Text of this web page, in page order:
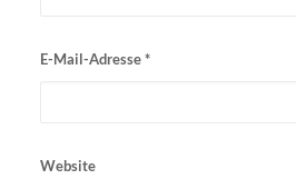
E-Mail-Adresse*
Website